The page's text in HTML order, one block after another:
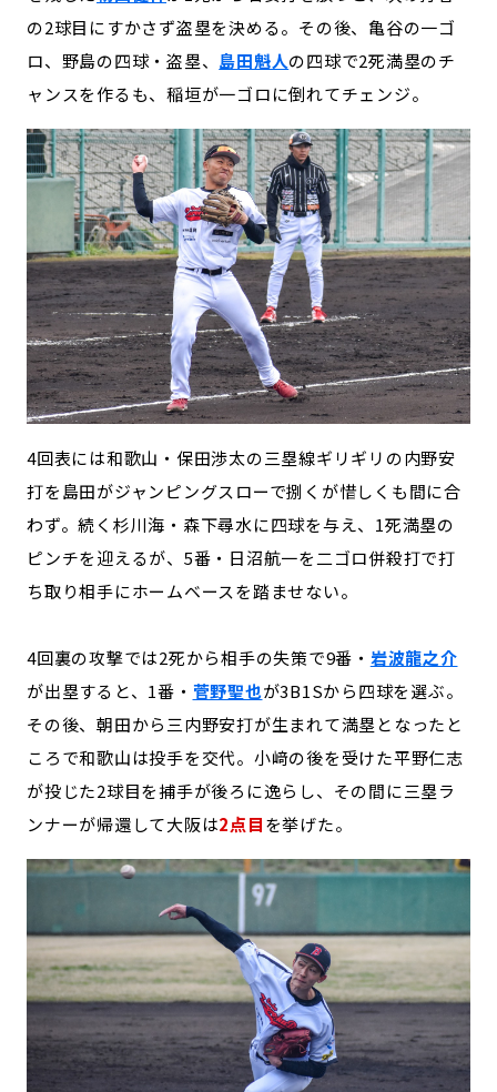
の2球目にすかさず盗塁を決める。その後、亀谷の一ゴ
ロ、野島の四球・盗塁、 島田魁人の四球で2死満塁のチ
ャンスを作るも、稲垣が一ゴロに倒れてチェンジ。
4回表には和歌山・保田渉太の三塁線ギリギリの内野安
打を島田がジャンピングスローで捌くが惜しくも間に合
わず。続く杉川海・森下尋水に四球を与え、1死満塁の
ピンチを迎えるが、5番・日沼航一を二ゴロ併殺打で打
ち取り相手にホームベースを踏ませない。
4回裏の攻撃では2死から相手の失策で9番・ 岩波龍之介
が出塁すると、1番・ 菅野聖也が3B1Sから四球を選ぶ。
その後、朝田から三内野安打が生まれて満塁となったと
ころで和歌山は投手を交代。小﨑の後を受けた平野仁志
が投じた2球目を捕手が後ろに逸らし、その間に三塁ラ
ンナーが帰還して大阪は2点目を挙げた。